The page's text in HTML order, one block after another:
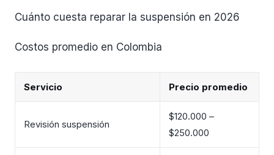
Cuánto cuesta reparar la suspensión en 2026
Costos promedio en Colombia
Servicio Precio promedio
Revisión suspensión
$120.000 –
$250.000